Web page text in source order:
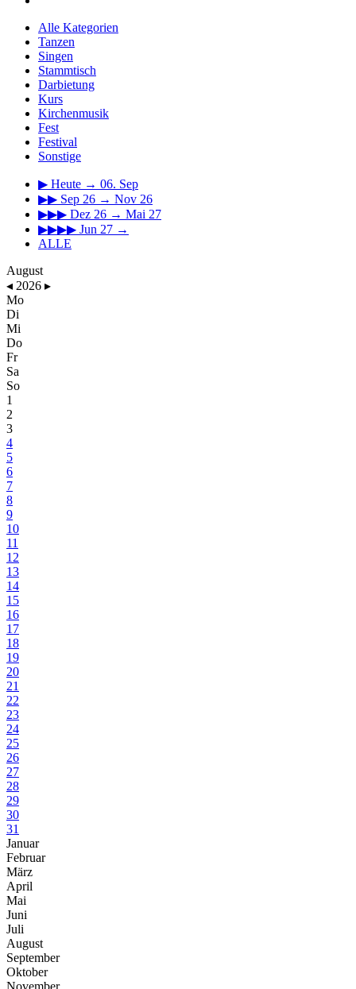
Alle Kategorien
Tanzen
Singen
Stammtisch
Darbietung
Kurs
Kirchenmusik
Fest
Festival
Sonstige
▶ Heute → 06. Sep
▶▶ Sep 26 → Nov 26
▶▶▶ Dez 26 → Mai 27
▶▶▶▶ Jun 27 →
ALLE
August
◂ 2026 ▸
Mo
Di
Mi
Do
Fr
Sa
So
1
2
3
4
5
6
7
8
9
10
11
12
13
14
15
16
17
18
19
20
21
22
23
24
25
26
27
28
29
30
31
Januar
Februar
März
April
Mai
Juni
Juli
August
September
Oktober
November